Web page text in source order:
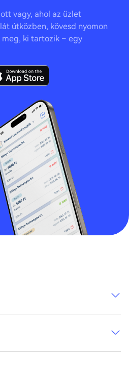
vagy, ahol az üzlet
útközben, kövesd nyomon
ki tartozik – egy